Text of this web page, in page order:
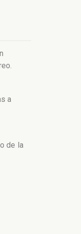
a
de la